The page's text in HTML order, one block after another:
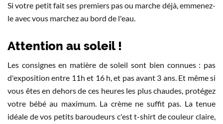
Si votre petit fait ses premiers pas ou marche déjà, emmenez-
le avec vous marchez au bord de l'eau.
Attention au soleil !
Les consignes en matière de soleil sont bien connues : pas
d'exposition entre 11h et 16 h, et pas avant 3 ans. Et même si
vous êtes en dehors de ces heures les plus chaudes, protégez
votre bébé au maximum. La crème ne suffit pas. La tenue
idéale de vos petits baroudeurs c'est t-shirt de couleur claire,